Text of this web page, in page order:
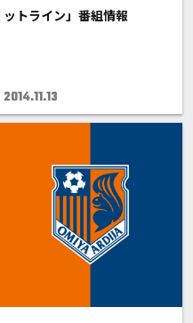
ットライン」番組情報
2014.11.13